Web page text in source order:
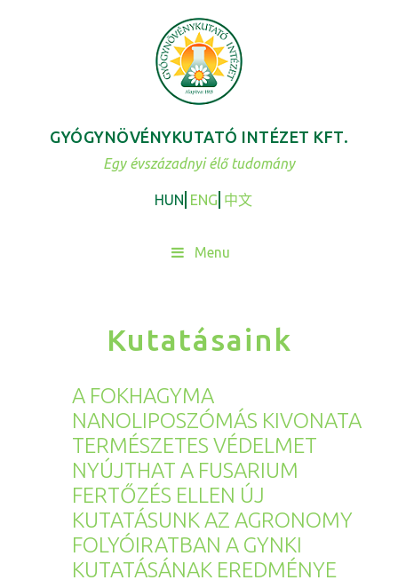
GYÓGYNÖVÉNYKUTATÓ INTÉZET KFT.
Egy évszázadnyi élő tudomány
HUN ENG 中文
Menu
Kutatásaink
A FOKHAGYMA
NANOLIPOSZÓMÁS KIVONATA
TERMÉSZETES VÉDELMET
NYÚJTHAT A FUSARIUM
FERTŐZÉS ELLEN ÚJ
KUTATÁSUNK AZ AGRONOMY
FOLYÓIRATBAN A GYNKI
KUTATÁSÁNAK EREDMÉNYE